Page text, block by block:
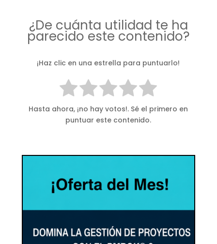
¿De cuánta utilidad te ha
parecido este contenido?
¡Haz clic en una estrella para puntuarlo!
Hasta ahora, ¡no hay votos!. Sé el primero en
puntuar este contenido.